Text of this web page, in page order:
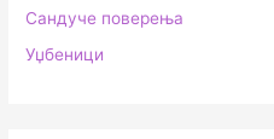
Сандуче поверења
Уџбеници